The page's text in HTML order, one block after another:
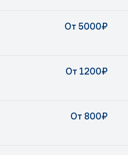
От 5000₽
От 1200₽
От 800₽